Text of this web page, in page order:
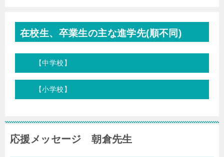
在校生、卒業生の主な進学先(順不同)
【中学校】
【小学校】
応援メッセージ 朝倉先生